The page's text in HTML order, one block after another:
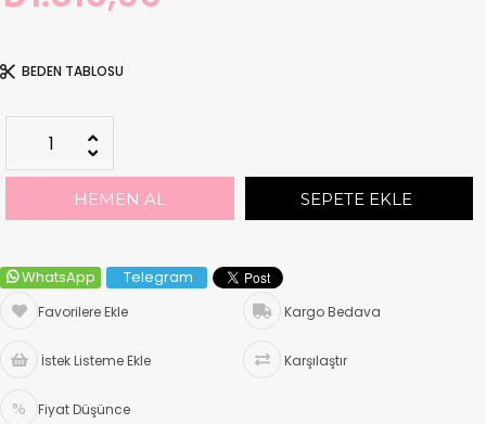
BEDEN TABLOSU
WhatsApp Telegram
Favorilere Ekle Kargo Bedava
İstek Listeme Ekle Karşılaştır
Fiyat Düşünce